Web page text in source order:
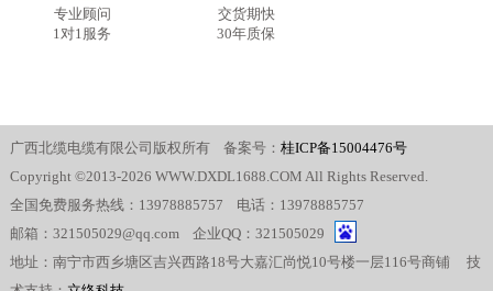
专业顾问
1对1服务
交货期快
30年质保
广西北缆电缆有限公司版权所有 备案号： 桂ICP备15004476号
Copyright ©2013-2026 WWW.DXDL1688.COM All Rights Reserved.
全国免费服务热线：13978885757 电话：13978885757
邮箱：321505029@qq.com 企业QQ：321505029
地址：南宁市西乡塘区吉兴西路18号大嘉汇尚悦10号楼一层116号商铺 技